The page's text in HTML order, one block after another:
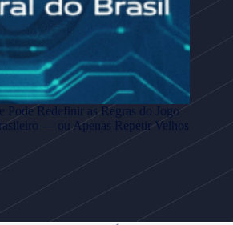
Redefinir as Regras do Jogo
— ou Apenas Repetir Velhos